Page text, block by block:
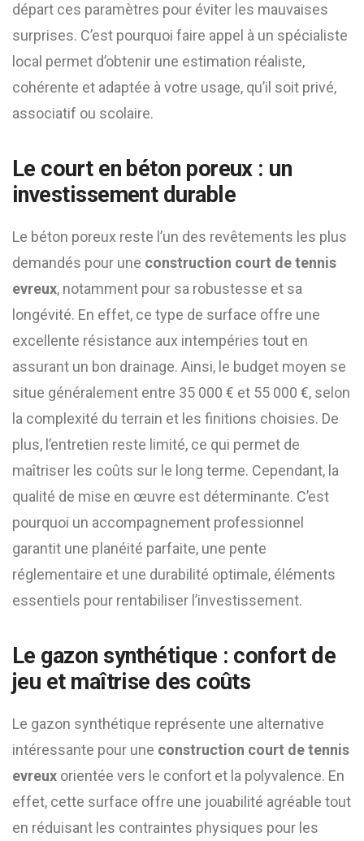
départ ces paramètres pour éviter les mauvaises
surprises. C’est pourquoi faire appel à un spécialiste
local permet d’obtenir une estimation réaliste,
cohérente et adaptée à votre usage, qu’il soit privé,
associatif ou scolaire.
Le court en béton poreux : un
investissement durable
Le béton poreux reste l’un des revêtements les plus
demandés pour une construction court de tennis
evreux, notamment pour sa robustesse et sa
longévité. En effet, ce type de surface offre une
excellente résistance aux intempéries tout en
assurant un bon drainage. Ainsi, le budget moyen se
situe généralement entre 35 000 € et 55 000 €, selon
la complexité du terrain et les finitions choisies. De
plus, l’entretien reste limité, ce qui permet de
maîtriser les coûts sur le long terme. Cependant, la
qualité de mise en œuvre est déterminante. C’est
pourquoi un accompagnement professionnel
garantit une planéité parfaite, une pente
réglementaire et une durabilité optimale, éléments
essentiels pour rentabiliser l’investissement.
Le gazon synthétique : confort de
jeu et maîtrise des coûts
Le gazon synthétique représente une alternative
intéressante pour une construction court de tennis
evreux orientée vers le confort et la polyvalence. En
effet, cette surface offre une jouabilité agréable tout
en réduisant les contraintes physiques pour les